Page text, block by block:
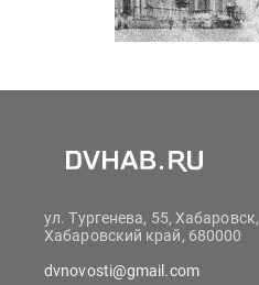
ул. Тургенева, 55, Хабаровск,
Хабаровский край, 680000
dvnovosti@gmail.com